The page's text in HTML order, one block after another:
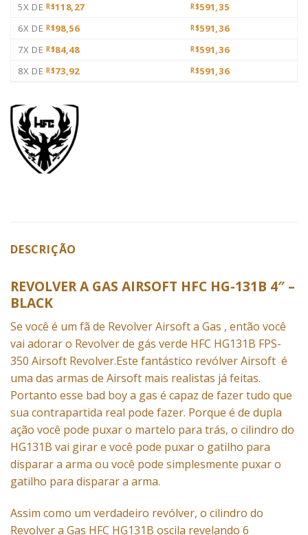
5X DE R$118,27 R$591,35
6X DE R$98,56 R$591,36
7X DE R$84,48 R$591,36
8X DE R$73,92 R$591,36
DESCRIÇÃO
REVOLVER A GAS AIRSOFT HFC HG-131B 4″ –
BLACK
Se você é um fã de Revolver Airsoft a Gas , então você
vai adorar o Revolver de gás verde HFC HG131B FPS-
350 Airsoft Revolver.Este fantástico revólverAirsoft é
uma das armas de Airsoft mais realistas já feitas.
Portanto esse bad boy a gas é capaz de fazer tudo que
sua contrapartida real pode fazer. Porque é de dupla
ação você pode puxar o martelo para trás, o cilindro do
HG131B vai girar e você pode puxar o gatilho para
disparar a arma ou você pode simplesmente puxar o
gatilho para disparar a arma.
Assim como um verdadeiro revólver, o cilindro do
Revolver a Gas HFC HG131B oscila revelando 6